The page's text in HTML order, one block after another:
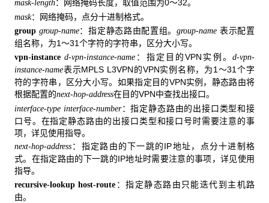
mask-length：网络掩码长度，取值范围为0～32。
mask：网络掩码，点分十进制格式。
group group-name：指定静态路由配置组。group-name 表示配置
组名称，为1～31个字符的字符串，区分大小写。
vpn-instance d-vpn-instance-name ：指定目的VPN实例。d-vpn-
instance-name表示MPLS L3VPN的VPN实例名称，为1～31个字
符的字符串，区分大小写。如果指定目的VPN实例，静态路由将
根据配置的next-hop-address在目的VPN中查找出接口。
interface-type interface-number：指定静态路由的出接口类型和接
口号。在指定静态路由的出接口类型和接口号时需要注意的事
项，详见使用指导。
next-hop-address ：指定路由的下一跳的IP地址，点分十进制格
式。在指定路由的下一跳的IP地址时需要注意的事项，详见使用
指导。
recursive-lookup host-route ：指定静态路由只能迭代到主机路
由。